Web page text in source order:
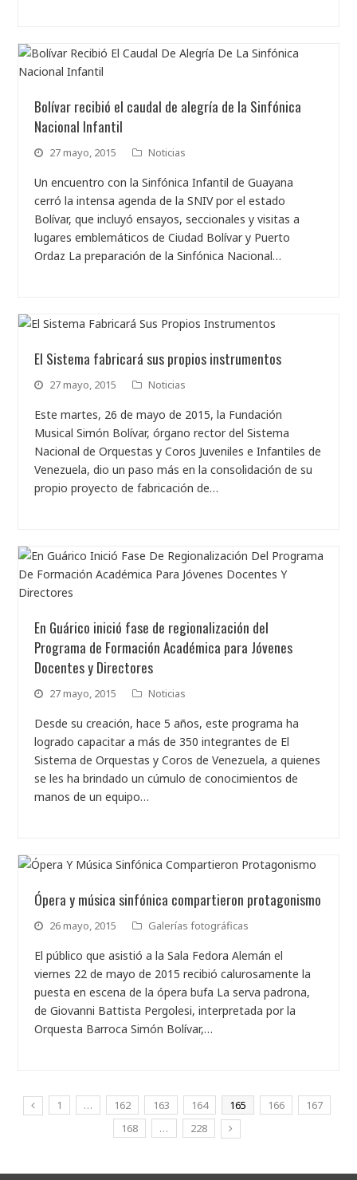
Bolívar recibió el caudal de alegría de la Sinfónica
Nacional Infantil
27 mayo, 2015 Noticias
Un encuentro con la Sinfónica Infantil de Guayana
cerró la intensa agenda de la SNIV por el estado
Bolívar, que incluyó ensayos, seccionales y visitas a
lugares emblemáticos de Ciudad Bolívar y Puerto
Ordaz La preparación de la Sinfónica Nacional…
El Sistema fabricará sus propios instrumentos
27 mayo, 2015 Noticias
Este martes, 26 de mayo de 2015, la Fundación
Musical Simón Bolívar, órgano rector del Sistema
Nacional de Orquestas y Coros Juveniles e Infantiles de
Venezuela, dio un paso más en la consolidación de su
propio proyecto de fabricación de…
En Guárico inició fase de regionalización del
Programa de Formación Académica para Jóvenes
Docentes y Directores
27 mayo, 2015 Noticias
Desde su creación, hace 5 años, este programa ha
logrado capacitar a más de 350 integrantes de El
Sistema de Orquestas y Coros de Venezuela, a quienes
se les ha brindado un cúmulo de conocimientos de
manos de un equipo…
Ópera y música sinfónica compartieron protagonismo
26 mayo, 2015 Galerías fotográficas
El público que asistió a la Sala Fedora Alemán el
viernes 22 de mayo de 2015 recibió calurosamente la
puesta en escena de la ópera bufa La serva padrona,
de Giovanni Battista Pergolesi, interpretada por la
Orquesta Barroca Simón Bolívar,…
1 … 162 163 164 165 166
167
168
… 228